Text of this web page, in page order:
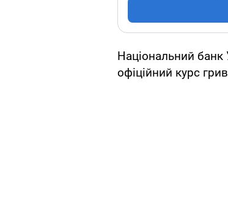
Національний банк
офіційний курс